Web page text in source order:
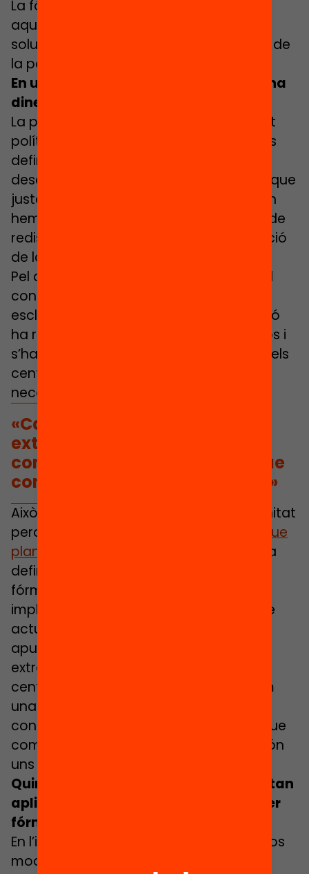
La fórmula ens obliga a obrir i afrontar
aquests debats, però no incorpora les
solucions, ja que corresponen a l’àmbit de
la política.
En un moment de crisi econòmica, hi ha
diners per això? És prioritari?
La prioritat és una qüestió eminentment
política i dependrà dels decisors polítics
definir quines són les prioritats. Per
descomptat, el nostre punt de vista és que
justament en situacions de crisi és quan
hem de prioritzar més els mecanismes de
redistribució, suport a l’equitat i promoció
de la cohesió i la integració social.
Pel que fa al pressupost necessari, en el
context de la Covid-19 s’ha obert una
escletxa d’oportunitat perquè la situació
ha requerit la reorganització de recursos i
s’han incorporat nous recursos perquè els
centres puguin fer front a totes les
necessitats emergents que han sortit.
«Cal que els recursos
extraordinaris per la Covid es
consolidin com una partida que
compensi l’infrafinançament.»
Això ha suposat una escletxa d’oportunitat
perquè
amb La fórmula de l’equitat el que
plantegem és
que podríem començar a
definir un sistema de finançament per
fórmula amb un increment que només
impliqui consolidar aquesta partida que
actualment és extraordinària. Per això
apuntem que cal que els recursos
extraordinaris per la Covid destinats als
centres educatius es consolidin no com
una assignació extraordinària en un
context de crisi sinó com una partida que
compensi el que està demostrat que són
uns nivells insuficients de finançament.
Quin és el balanç als països que ja estan
aplicant un model de finançament per
fórmula?
En l’informe publicat fem referència a dos
models: els Països Baixos i el Regne Unit,